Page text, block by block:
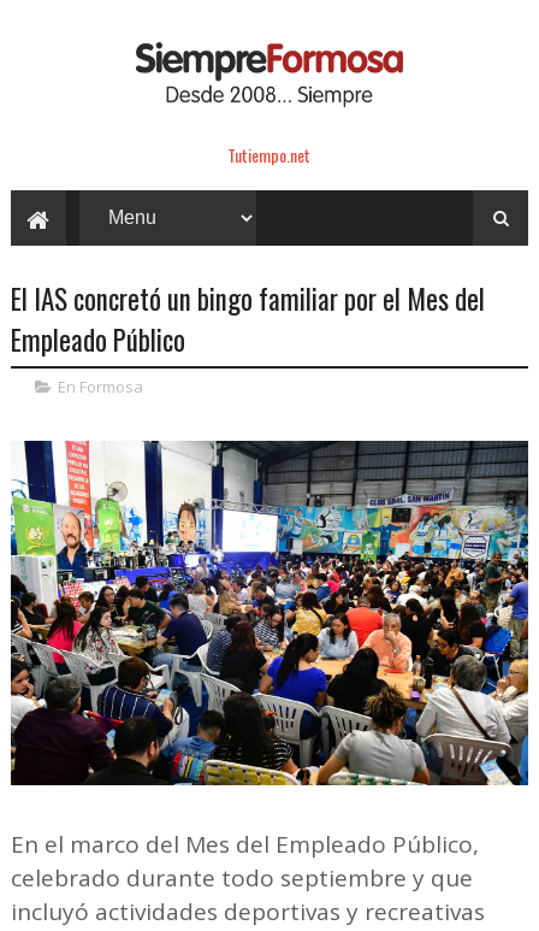
Tutiempo.net
El IAS concretó un bingo familiar por el Mes del
Empleado Público
En Formosa
En el marco del Mes del Empleado Público,
celebrado durante todo septiembre y que
incluyó actividades deportivas y recreativas